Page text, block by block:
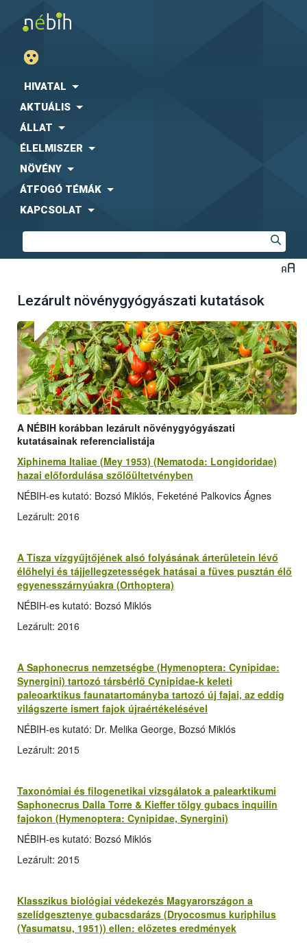
HIVATAL
AKTUÁLIS
ÁLLAT
ÉLELMISZER
NÖVÉNY
ÁTFOGÓ TÉMÁK
KAPCSOLAT
Lezárult növénygyógyászati kutatások
A NÉBIH korábban lezárult növénygyógyászati
kutatásainak referencialistája
Xiphinema Italiae (Mey 1953) (Nematoda: Longidoridae)
hazai előfordulása szőlőültetvényben
NÉBIH-es kutató: Bozsó Miklós, Feketéné Palkovics Ágnes
Lezárult: 2016
A Tisza vízgyűjtőjének alsó folyásának árterületein lévő
élőhelyi és tájjellegzetességek hatásai a füves pusztán élő
egyenesszárnyúakra (Orthoptera)
NÉBIH-es kutató: Bozsó Miklós
Lezárult: 2016
A Saphonecrus nemzetségbe (Hymenoptera: Cynipidae:
Synergini) tartozó társbérlő Cynipidae-k keleti
paleoarktikus faunatartományba tartozó új fajai, az eddig
világszerte ismert fajok újraértékelésével
NÉBIH-es kutató: Dr. Melika George, Bozsó Miklós
Lezárult: 2015
Taxonómiai és filogenetikai vizsgálatok a palearktikumi
Saphonecrus Dalla Torre & Kieffer tölgy gubacs inquilin
fajokon (Hymenoptera: Cynipidae, Synergini)
NÉBIH-es kutató: Bozsó Miklós
Lezárult: 2015
Klasszikus biológiai védekezés Magyarországon a
szelídgesztenye gubacsdarázs (Dryocosmus kuriphilus
(Yasumatsu, 1951)) ellen: előzetes eredmények